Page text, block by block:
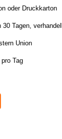
oder Druckkarton
30 Tagen,
Union
Tag